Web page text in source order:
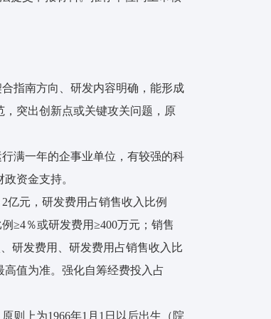
指南方向、研发内容明确，能形成
突出创新点或关键攻关问题，原
满一年的企事业单位，有较强的科
资金支持。
亿元，研发费用占销售收入比例
≥4％或研发费用≥400万元；销售
研发费用、研发费用占销售收入比
值为准。强化自筹经费投入占
则上为1966年1月1日以后出生（院